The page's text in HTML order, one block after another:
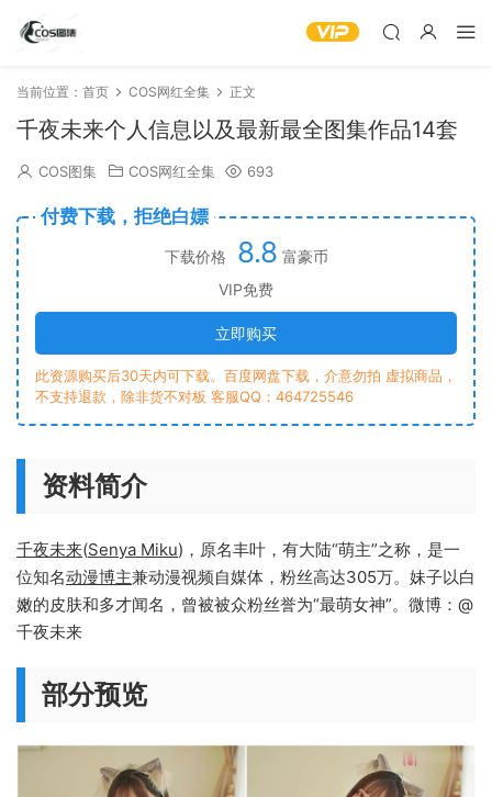
当前位置： 首页 COS网红全集 正文
千夜未来个人信息以及最新最全图集作品14套
COS图集 COS网红全集 693
付费下载，拒绝白嫖
下载价格 8.8 富豪币
VIP免费
立即购买
此资源购买后30天内可下载。百度网盘下载，介意勿拍 虚拟商品，
不支持退款，除非货不对板 客服QQ：464725546
资料简介
千夜未来(Senya Miku)，原名丰叶，有大陆“萌主”之称，是一
位知名动漫博主兼动漫视频自媒体，粉丝高达305万。妹子以白
嫩的皮肤和多才闻名，曾被被众粉丝誉为“最萌女神”。微博：@
千夜未来
部分预览